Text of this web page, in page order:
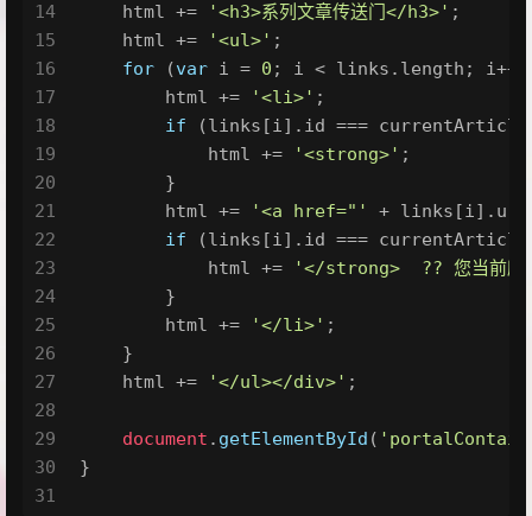
14
15
16
17
18
19
20
21
22
23
24
25
26
27
28
29
30
31
    html +=
'<h3>系列文章传送门</h3>' ;
    html +=
'<ul>' ;
for (var i = 0 ; i < links. length ;
        html +=
'<li>' ;
if (links[i]. id ===
            html +=
'<strong>' ;
        }
        html +=
'<a href="' + links[i]. url
if (links[i]. id ===
            html +=
'</strong>  ?? 您当前所
        }
        html +=
'</li>' ;
    }
    html +=
'</ul></div>' ;
document . getElementById (
}